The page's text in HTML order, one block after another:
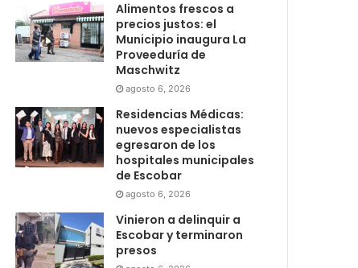
Alimentos frescos a
precios justos: el
Municipio inaugura La
Proveeduría de
Maschwitz
agosto 6, 2026
Residencias Médicas:
nuevos especialistas
egresaron de los
hospitales municipales
de Escobar
agosto 6, 2026
Vinieron a delinquir a
Escobar y terminaron
presos